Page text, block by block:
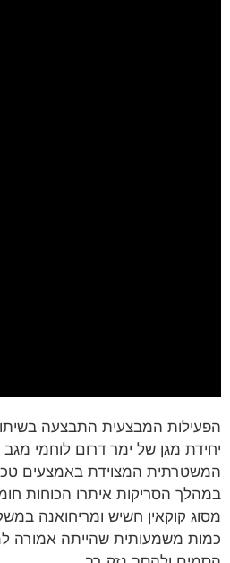
הפעילות המבצעית התבצעה
יחידת מגן של ימר דרום לוחמי מגב
המשטרתית המצוידת באמצעים
במהלך הסריקות איתרו הכוחות
כמות משמעותית שהייתה אמורה